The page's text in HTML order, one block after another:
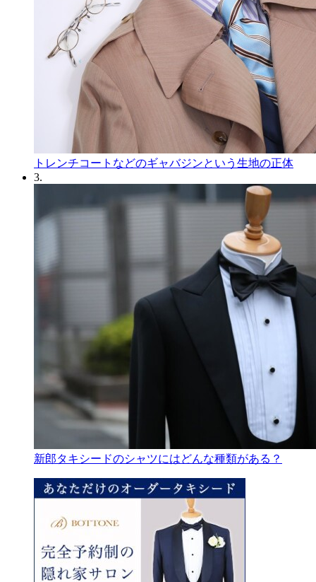
トレンチコートなどのギャバジンという生地の正体
3.
新郎タキシードのシャツにはどんな種類がある？